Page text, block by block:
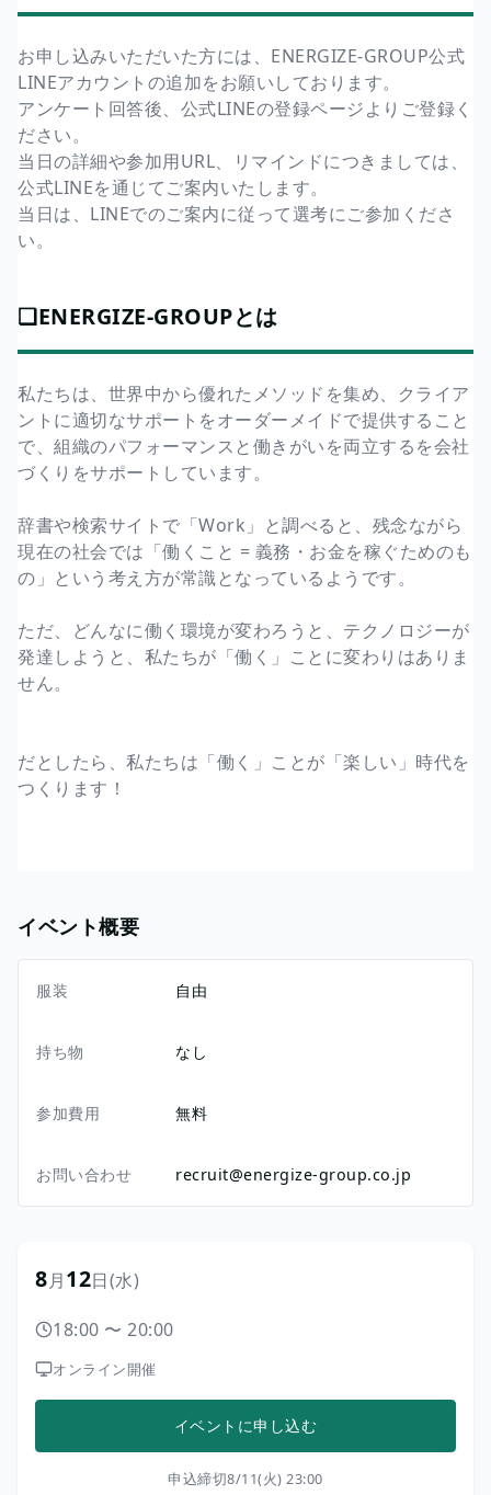
お申し込みいただいた方には、ENERGIZE-GROUP公式
LINEアカウントの追加をお願いしております。
アンケート回答後、公式LINEの登録ページよりご登録く
ださい。
当日の詳細や参加用URL、リマインドにつきましては、
公式LINEを通じてご案内いたします。
当日は、LINEでのご案内に従って選考にご参加くださ
い。
❏ENERGIZE-GROUPとは
私たちは、世界中から優れたメソッドを集め、クライア
ントに適切なサポートをオーダーメイドで提供すること
で、組織のパフォーマンスと働きがいを両立するを会社
づくりをサポートしています。
辞書や検索サイトで「Work」と調べると、残念ながら
現在の社会では「働くこと = 義務・お金を稼ぐためのも
の」という考え方が常識となっているようです。
ただ、どんなに働く環境が変わろうと、テクノロジーが
発達しようと、私たちが「働く」ことに変わりはありま
せん。
だとしたら、私たちは「働く」ことが「楽しい」時代を
つくります！
イベント概要
服装 自由
持ち物 なし
参加費用 無料
お問い合わせ recruit@energize-group.co.jp
8月12日(水)
18:00 〜 20:00
オンライン開催
イベントに申し込む
申込締切8/11(火) 23:00